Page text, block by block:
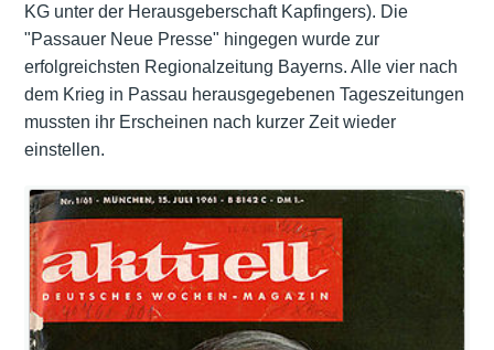
KG unter der Herausgeberschaft Kapfingers). Die
"Passauer Neue Presse" hingegen wurde zur
erfolgreichsten Regionalzeitung Bayerns. Alle vier nach
dem Krieg in Passau herausgegebenen Tageszeitungen
mussten ihr Erscheinen nach kurzer Zeit wieder
einstellen.